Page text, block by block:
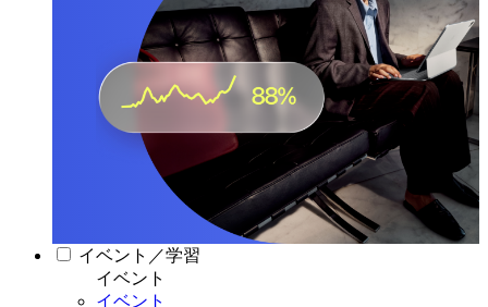
イベント／学習
イベント
イベント